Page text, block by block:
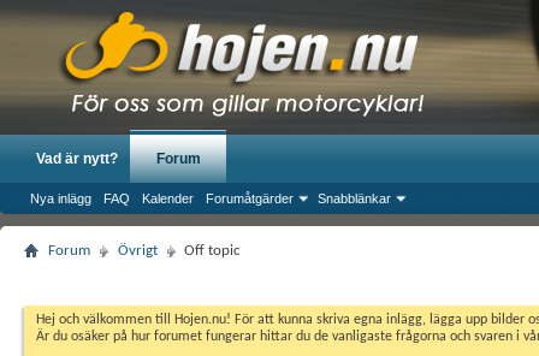
Vad är nytt? Forum
Nya inlägg FAQ Kalender Forumåtgärder Snabblänkar
Forum Övrigt Off topic
Hej och välkommen till Hojen.nu! För att kunna skriva egna inlägg, lägga upp
Är du osäker på hur forumet fungerar hittar du de vanligaste frågorna och svaren i